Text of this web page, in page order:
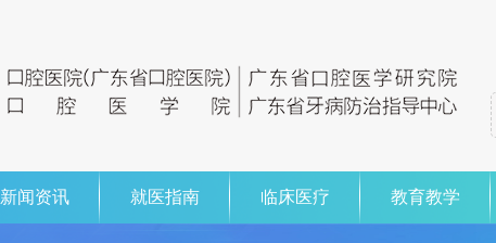
新闻资讯 就医指南 临床医疗 教育教学